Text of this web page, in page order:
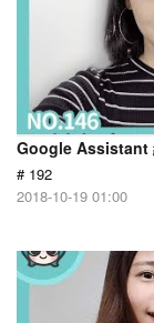
Google Assistant
# 192
2018-10-19 01:00